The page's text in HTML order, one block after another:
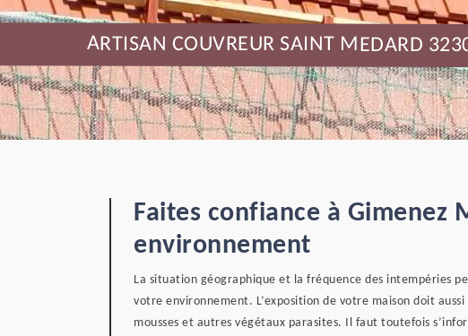
ARTISAN COUVREUR SAINT MEDARD
Faites confiance à
environnement
La situation géographique et la fréquence des intempéries
votre environnement. L’exposition de votre maison doit
mousses et autres végétaux parasites. Il faut toutefois